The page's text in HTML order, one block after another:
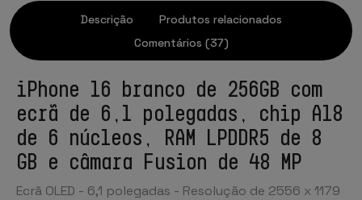
Descrição
Produtos relacionados
Comentários (37)
iPhone 16 branco de 256GB com
ecrã de 6,1 polegadas, chip A18
de 6 núcleos, RAM LPDDR5 de 8
GB e câmara Fusion de 48 MP
Ecrã OLED - 6,1 polegadas - Resolução de 2556 x 1179